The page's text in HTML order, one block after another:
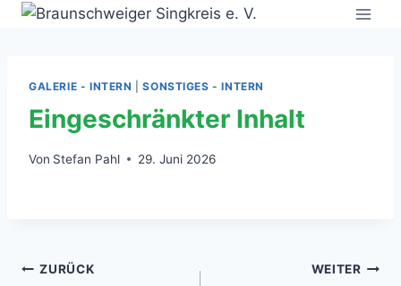
Zum
GALERIE - INTERN |SONSTIGES - INTERN
Eingeschränkter Inhalt
Von Stefan Pahl 29. Juni 2026
Beitragsnavigation
ZURÜCK WEITER